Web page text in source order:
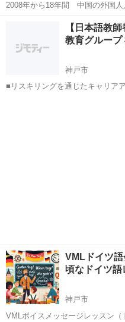
2008年から18年間 中国の外国人
ウイルス以降は東南アジア ベ
ル ミャンマー カンボジア バ
教育中☆ 日本へ留学希望の...
日本語 恋
【日本語教
教育グループ
神戸市
■リスキリングを通じたキャリア
VMLドイツ
頃なドイツ
神戸市
VMLボイスメッセージレッスン（ドイツ語編） 英